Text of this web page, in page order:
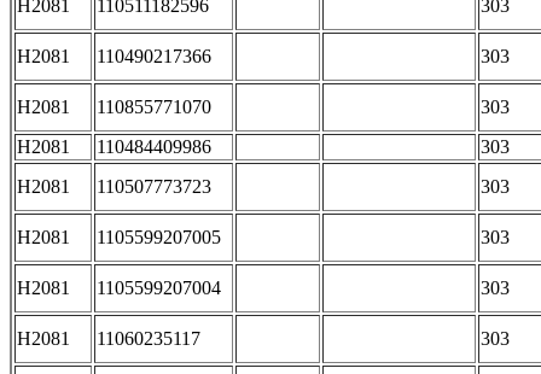
H2081 110511182596 303
H2081 110490217366 303
H2081 110855771070
303
H2081
110484409986
303
H2081
110507773723 303
H2081 1105599207005 303
H2081 1105599207004 303
H2081 11060235117 303